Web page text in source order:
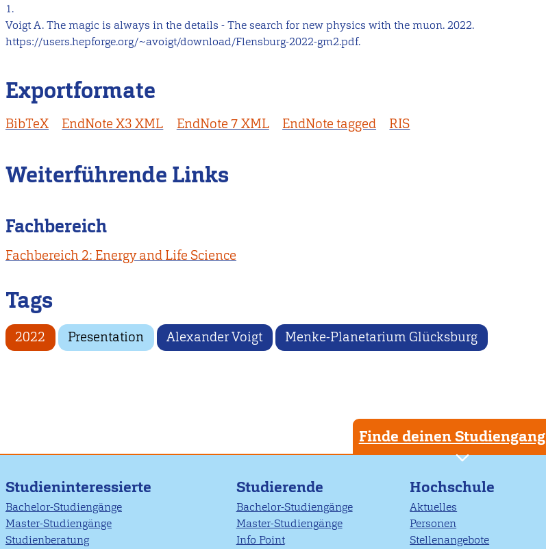
1.
Voigt A. The magic is always in the details - The search for new physics with the muon. 2022.
https://users.hepforge.org/~avoigt/download/Flensburg-2022-gm2.pdf.
Exportformate
BibTeX EndNote X3 XML EndNote 7 XML EndNote tagged RIS
Weiterführende Links
Fachbereich
Fachbereich 2: Energy and Life Science
Tags
2022 Presentation Alexander Voigt Menke-Planetarium Glücksburg
Finde deinen Studiengang
Studieninteressierte
Bachelor-Studiengänge
Master-Studiengänge
Studienberatung
Studierende
Bachelor-Studiengänge
Master-Studiengänge
Info Point
Hochschule
Aktuelles
Personen
Stellenangebote